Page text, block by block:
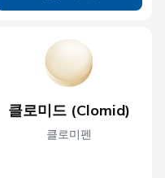
클로미드 (Clomid)
클로미펜